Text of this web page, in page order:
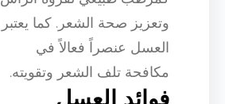
وتعزيز صحة الشعر. كما يعتبر
العسل عنصراً فعالاً في
مكافحة تلف الشعر وتقويته.